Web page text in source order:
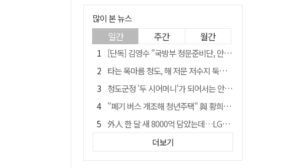
많이 본 뉴스
일간 주간 월간
[단독] 김영수 "국방부 청문준비단, 안규백 탈영 알고있었다"
타는 목마름 청도, 해 저문 저수지 둑에 군수가 서 있었다
청도군정 '두 시어머니'가 되어서는 안된다
"폐기 버스 개조해 청년주택" 與 황희…'딸 학비는 年 4200만원'
外人 한 달 새 8000억 담았는데…LG이노텍 목표주가는 왜 엇갈릴까
임시휴업 들어갔던 홈플러스 영주점, 7일 영업 재개…지하 1층만 운영
더보기